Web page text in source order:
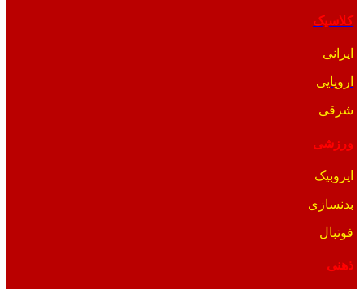
کلاسیک
ایرانی
اروپایی
شرقی
ورزشی
ایروبیک
بدنسازی
فوتبال
ذهنی